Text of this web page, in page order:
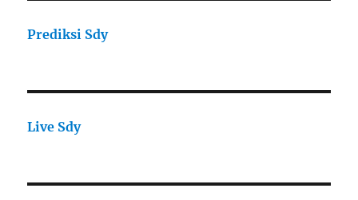
Prediksi Sdy
Live Sdy